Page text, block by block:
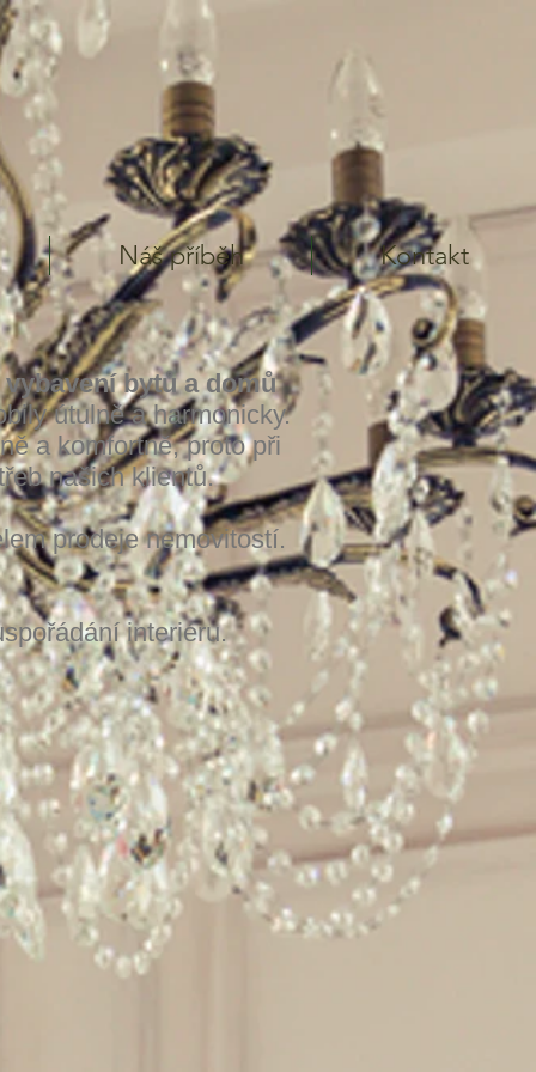
Náš příběh Kontakt
bytů a domů
útulně a harmonicky.
a komfortně, proto při
našich klientů.
prodeje nemovitostí.
interiéru.